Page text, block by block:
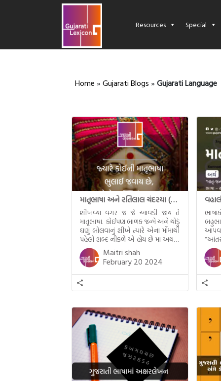
Resources Special
Home » Gujarati Blogs » Gujarati Language
માતૃભાષા અને રતિલાલ ચંદરયા (Ratilal Chandaria)
શીખવ્યા વગર જ જે આવડી જાય તે
માતૃભાષા. કોઈપણ બાળક જન્મે અને થોડું
ઘણું બોલવાનું શીખે ત્યારે એના મોંમાથી
પહેલો શબ્દ નીકળે એ હોય છે મા અથવા
મમ એટલે કે ખાવાનું. વળી આપણે
બાળકને સૂવડાવવા માટે જે ગીત કે
હાલરડાં ગાઈએ છીએ તે પણ આપણે
ગુજરાતીમાં જ ગાઈએ છીએ અંગ્રેજી ગીતો
નથી ગાતા. આમ બાળકને […]
Maitri shah
February 20 2024